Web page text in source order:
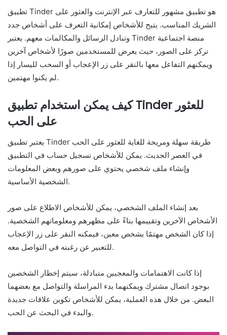
تطبيق Tinder هو تطبيق مشهور للتعارف عبر الإنترنت والعثور على
الشريك المناسب. يتيح للأشخاص إمكانية التعرف على أشخاص جدد
وتبادل الرسائل والمكالمات معهم. يعتبر Tinder منصة اجتماعية
تركز على الصور، حيث يعرض للمستخدمين صورًا لأشخاص آخرين
ويمكنهم التفاعل معها بالنقر على زر الإعجاب أو السحب لليسار إذا
لم يكنوا مهتمين.
كيف يمكن استخدام تطبيق Tinder للعثور
على الحب
يعتبر تطبيق Tinder طريقة سهلة ومريحة للغاية للعثور على الحب
في العصر الحديث. يمكن للأشخاص تسجيل حساب في التطبيق
وإنشاء ملف شخصي يحتوي على صورهم وبعض المعلومات
الشخصية الأساسية.
بعد إنشاء الملف الشخصي، يمكن للأشخاص الاطلاع على صور
الأشخاص الآخرين وتقييمها بناءً على مظهرهم ومعلوماتهم الشخصية.
إذا كان الشخص مهتمًا بشخص معين، فيمكنه النقر على زر الإعجاب
للتعبير عن رغبته في التواصل معه.
إذا كانت الاهتمامات والمعجبين متبادلة، سيتم إخطار الشخصين
بوجود اتصال مشترك ويمكنهما بدء المراسلة والتواصل مع بعضهما
البعض. من خلال هذه العملية، يمكن للأشخاص تكوين علاقات جديدة
والبدء في البحث عن الحب.